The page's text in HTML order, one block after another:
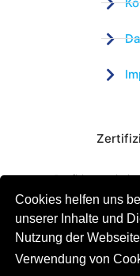
Cookies helfen uns
unserer Inhalte und
Nutzung der
Verwendung von
Profitieren sie
Praxiserfahrung und